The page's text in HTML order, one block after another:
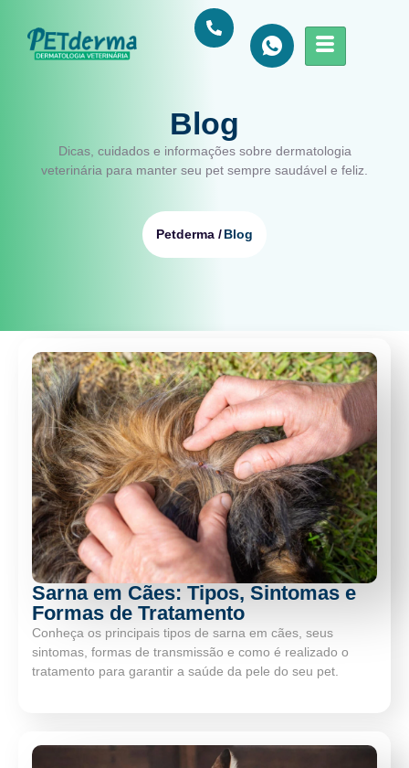
Blog
Dicas, cuidados e informações sobre dermatologia
veterinária para manter seu pet sempre saudável e feliz.
Petderma /Blog
Sarna em Cães: Tipos, Sintomas e
Formas de Tratamento
Conheça os principais tipos de sarna em cães, seus
sintomas, formas de transmissão e como é realizado o
tratamento para garantir a saúde da pele do seu pet.